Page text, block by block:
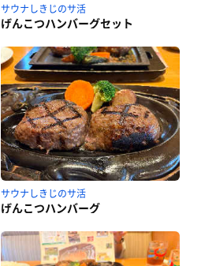
サウナしきじのサ活
げんこつハンバーグセット
サウナしきじのサ活
げんこつハンバーグ